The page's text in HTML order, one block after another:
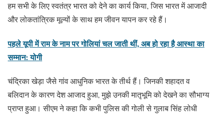
हम सभी के लिए स्वतंत्र भारत को देने का कार्य किया, जिस भारत में आजादी
और लोकतांत्रिक मूल्यों के साथ हम जीवन यापन कर रहे हैं।
पहले यूपी में राम के नाम पर गोलियां चल जाती थीं, अब हो रहा है आस्था का
सम्मान: योगी
चंद्रिका खेड़ा जैसे गांव आधुनिक भारत के तीर्थ हैं। जिनकी शहादत व
बलिदान के कारण देश आजाद हुआ, मुझे उनकी मातृभूमि को देखने का सौभाग्य
प्राप्त हुआ। सीएम ने कहा कि कभी पुलिस की गोली से गुलाब सिंह लोधी